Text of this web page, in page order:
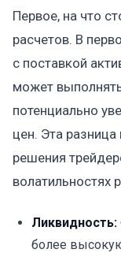
Первое, на что
расчетов. В
с поставкой
может
потенциально
цен. Эта
решения
волатильностях
Ликвидность:
более